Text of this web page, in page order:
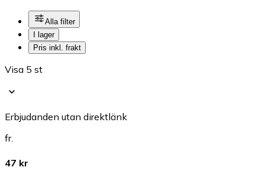
Alla filter
I lager
Pris inkl. frakt
Visa 5 st
Erbjudanden utan direktlänk
fr.
47 kr